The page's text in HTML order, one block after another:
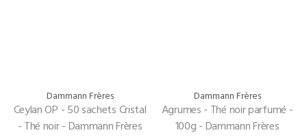
Dammann Frères
Ceylan OP - 50 sachets Cristal
- Thé noir - Dammann Frères
Dammann Frères
Agrumes - Thé noir parfumé -
100g - Dammann Frères